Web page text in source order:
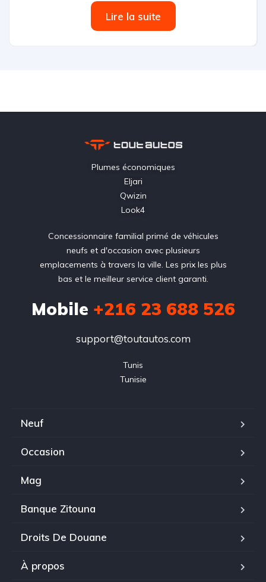
Lire la suite
Plumes économiques
Eljari
Qwizin
Look4
Concessionnaire familial primé de véhicules
neufs et d'occasion avec plusieurs
emplacements à travers la ville. Les prix les plus
bas et le meilleur service client garanti.
Mobile +216 23 688 526
support@toutautos.com
Tunis
Tunisie
Neuf
Occasion
Mag
Banque Zitouna
Droits De Douane
À propos